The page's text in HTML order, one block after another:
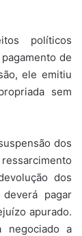
políticos
de
ele emitiu
sem
dos
dos
pagar
apurado.
negociado a